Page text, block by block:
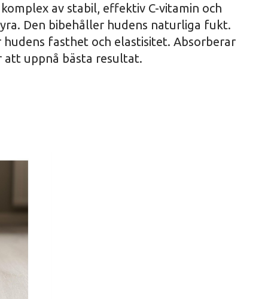
av stabil, effektiv C-vitamin och
Den bibehåller hudens naturliga fukt.
fasthet och elastisitet. Absorberar
att uppnå bästa resultat.